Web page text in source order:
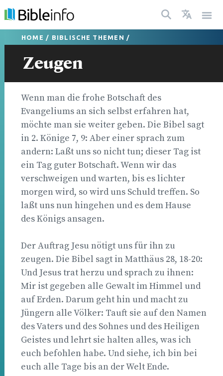
HOME / BIBLISCHE THEMEN /
Zeugen
Wenn man die frohe Botschaft des
Evangeliums an sich selbst erfahren hat,
möchte man sie weiter geben. Die Bibel sagt
in 2. Könige 7, 9: Aber einer sprach zum
andern: Laßt uns so nicht tun; dieser Tag ist
ein Tag guter Botschaft. Wenn wir das
verschweigen und warten, bis es lichter
morgen wird, so wird uns Schuld treffen. So
laßt uns nun hingehen und es dem Hause
des Königs ansagen.
Der Auftrag Jesu nötigt uns für ihn zu
zeugen. Die Bibel sagt in Matthäus 28, 18-20:
Und Jesus trat herzu und sprach zu ihnen:
Mir ist gegeben alle Gewalt im Himmel und
auf Erden. Darum geht hin und macht zu
Jüngern alle Völker: Tauft sie auf den Namen
des Vaters und des Sohnes und des Heiligen
Geistes und lehrt sie halten alles, was ich
euch befohlen habe. Und siehe, ich bin bei
euch alle Tage bis an der Welt Ende.